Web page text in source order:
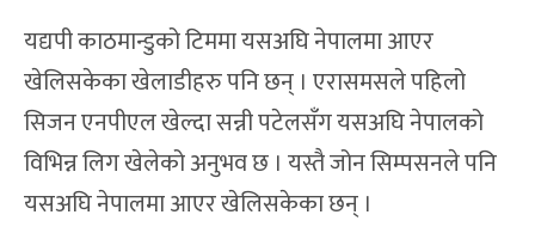
यद्यपी काठमान्डुको टिममा यसअघि नेपालमा आएर
खेलिसकेका खेलाडीहरु पनि छन् । एरासमसले पहिलो
सिजन एनपीएल खेल्दा सन्नी पटेलसँग यसअघि नेपालको
विभिन्न लिग खेलेको अनुभव छ । यस्तै जोन सिम्पसनले पनि
यसअघि नेपालमा आएर खेलिसकेका छन् ।